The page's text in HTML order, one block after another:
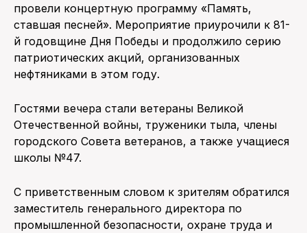
провели концертную программу «Память,
ставшая песней». Мероприятие приурочили к 81-
й годовщине Дня Победы и продолжило серию
патриотических акций, организованных
нефтяниками в этом году.
Гостями вечера стали ветераны Великой
Отечественной войны, труженики тыла, члены
городского Совета ветеранов, а также учащиеся
школы №47.
С приветственным словом к зрителям обратился
заместитель генерального директора по
промышленной безопасности, охране труда и